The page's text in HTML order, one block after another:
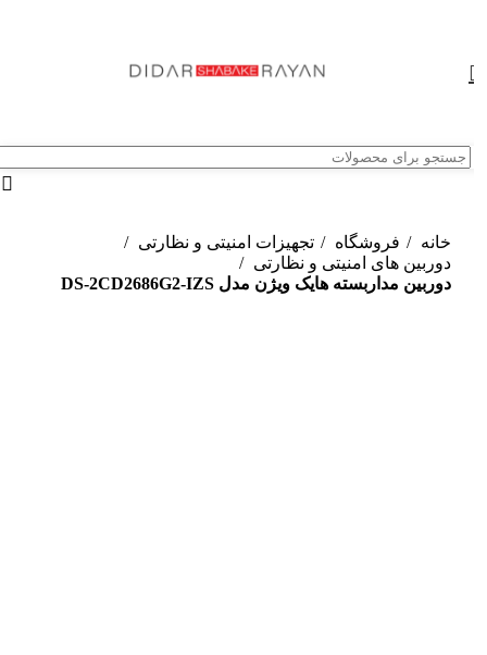
خانه فروشگاه
تجهیزات امنیتی و نظارتی
دوربین های امنیتی و نظارتی
دوربین مداربسته هایک ویژن مدل DS-2CD2686G2-IZS